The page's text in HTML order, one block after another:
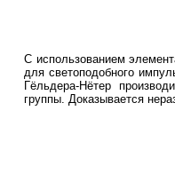
С использованием
для светоподобного
Гёльдера-Нётер
группы. Доказывается